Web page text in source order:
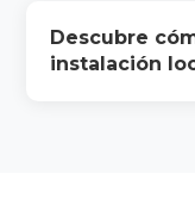
Descubre
instalación